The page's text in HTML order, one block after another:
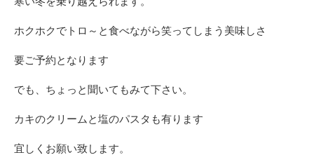
ホクホクでトロ～と食べながら笑ってしまう美味しさ
要ご予約となります
でも、ちょっと聞いてもみて下さい。
カキのクリームと塩のパスタも有ります
宜しくお願い致します。